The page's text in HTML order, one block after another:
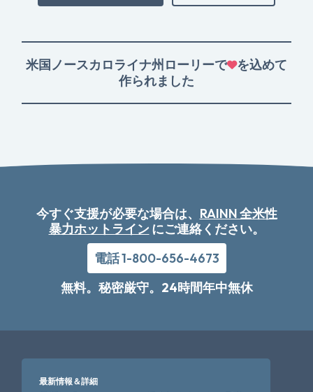
米国ノースカロライナ州ローリーで
を込めて
作られました
今すぐ支援が必要な場合は、 RAINN 全米性
暴力ホットライン にご連絡ください。
電話 1-800-656-4673
無料。秘密厳守。24時間年中無休
最新情報＆詳細